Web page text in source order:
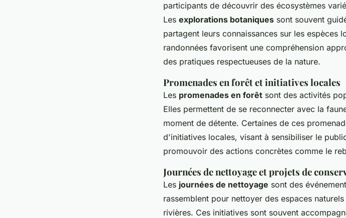
participants de découvrir des écosystèmes
Les explorations botaniques sont souvent
partagent leurs connaissances sur les espèces
randonnées favorisent une compréhension
des pratiques respectueuses de la nature.
Promenades en forêt et initiatives locales
Les promenades en forêt sont des activités
Elles permettent de se reconnecter avec la
moment de détente. Certaines de ces
d'initiatives locales, visant à sensibiliser le
promouvoir des actions concrètes comme le
Journées de nettoyage et projets de
Les journées de nettoyage sont des
rassemblent pour nettoyer des espaces
rivières. Ces initiatives sont souvent